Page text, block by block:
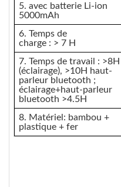
5. avec batterie Li-ion
5000mAh
6. Temps de
charge : > 7 H
7. Temps de travail : >8H
(éclairage), >10H haut-
parleur bluetooth ;
éclairage+haut-parleur
bluetooth >4.5H
8. Matériel: bambou +
plastique + fer